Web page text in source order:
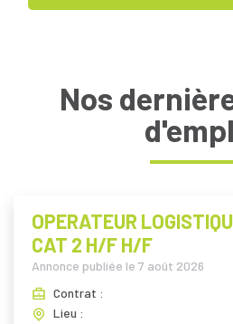
Nos
OPERATEUR
CAT 2 H/F H/F
Annonce publiée le 7 août 2026
Contrat :
Lieu :